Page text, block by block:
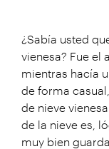
¿Sabía usted
vienesa? Fue el
mientras hacía
de forma
de nieve
de la nieve es,
muy bien